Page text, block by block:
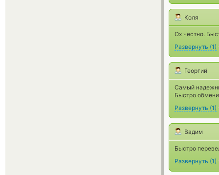
Коля
Ох честно.
Развернуть (1)
Георгий
Самый
Быстро
Развернуть (1)
Вадим
Быстро
Развернуть (1)